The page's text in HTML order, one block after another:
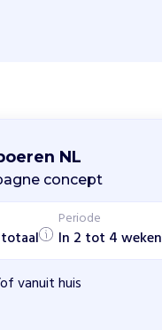
NL
concept
Periode
In 2 tot 4 weken
vanuit huis